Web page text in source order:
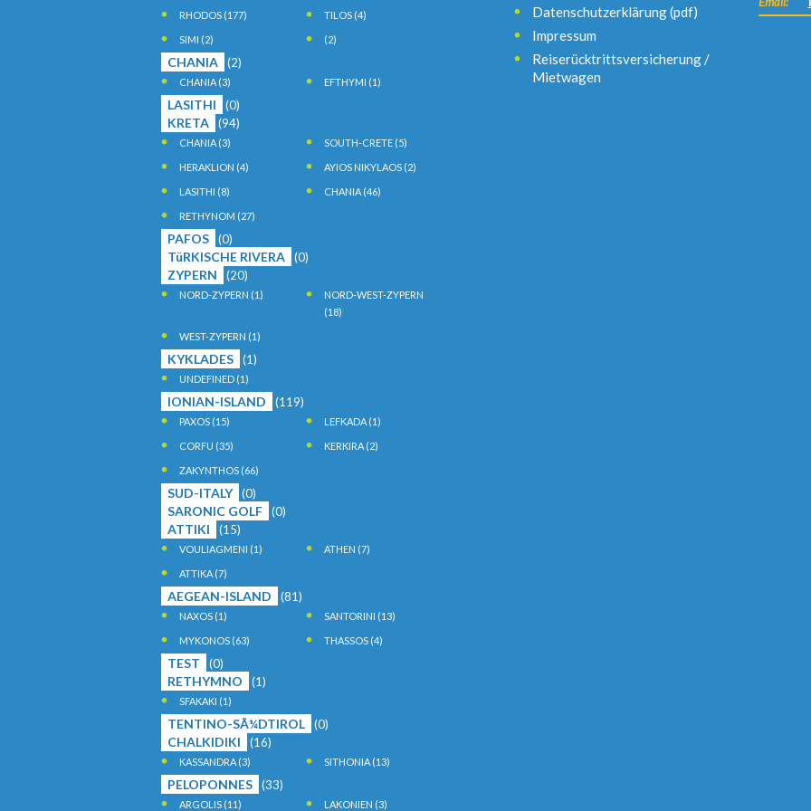
RHODOS(177) TILOS(4)
SIMI (2) (2)
CHANIA (2)
CHANIA(3) EFTHYMI (1)
LASITHI (0)
KRETA (94)
CHANIA(3) SOUTH-CRETE(5)
HERAKLION (4) AYIOS NIKYLAOS(2)
LASITHI (8) CHANIA(46)
RETHYNOM (27)
PAFOS (0)
TüRKISCHE RIVERA (0)
ZYPERN (20)
NORD-ZYPERN (1)
NORD-WEST-ZYPERN
(18)
WEST-ZYPERN (1)
KYKLADES (1)
UNDEFINED(1)
IONIAN-ISLAND (119)
PAXOS(15) LEFKADA(1)
CORFU (35) KERKIRA(2)
ZAKYNTHOS(66)
SUD-ITALY (0)
SARONIC GOLF (0)
ATTIKI (15)
VOULIAGMENI (1) ATHEN (7)
ATTIKA(7)
AEGEAN-ISLAND (81)
NAXOS(1) SANTORINI (13)
MYKONOS(63) THASSOS(4)
TEST (0)
RETHYMNO (1)
SFAKAKI (1)
TENTINO-SÃ¼DTIROL (0)
CHALKIDIKI (16)
KASSANDRA(3) SITHONIA(13)
PELOPONNES (33)
ARGOLIS(11) LAKONIEN (3)
Datenschutzerklärung (pdf)
Impressum
Reiserücktrittsversicherung /
Mietwagen